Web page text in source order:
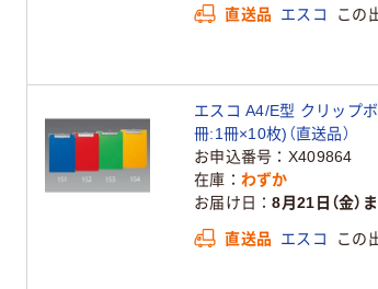
直送品 エスコ この
エスコ A4/E型 クリップ
冊:1冊×10枚)（直送品）
お申込番号
X409864
在庫
わずか
お届け日
8月21日（金）
直送品 エスコ この